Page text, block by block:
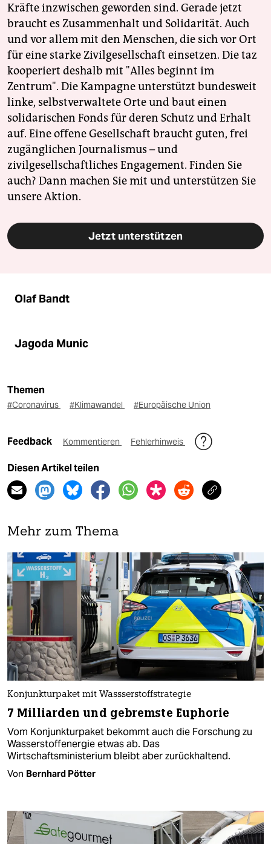
Kräfte inzwischen geworden sind. Gerade jetzt
braucht es Zusammenhalt und Solidarität. Auch
und vor allem mit den Menschen, die sich vor Ort
für eine starke Zivilgesellschaft einsetzen. Die taz
kooperiert deshalb mit "Alles beginnt im
Zentrum". Die Kampagne unterstützt bundesweit
linke, selbstverwaltete Orte und baut einen
solidarischen Fonds für deren Schutz und Erhalt
auf. Eine offene Gesellschaft braucht guten, frei
zugänglichen Journalismus – und
zivilgesellschaftliches Engagement. Finden Sie
auch? Dann machen Sie mit und unterstützen Sie
unsere Aktion.
Jetzt unterstützen
Olaf Bandt
Jagoda Munic
Themen
#Coronavirus #Klimawandel #Europäische Union
Feedback Kommentieren Fehlerhinweis
Diesen Artikel teilen
Mehr zum Thema
Konjunkturpaket mit Wassserstoffstrategie
7 Milliarden und gebremste Euphorie
Vom Konjunkturpaket bekommt auch die Forschung zu
Wasserstoffenergie etwas ab. Das
Wirtschaftsministerium bleibt aber zurückhaltend.
Von Bernhard Pötter